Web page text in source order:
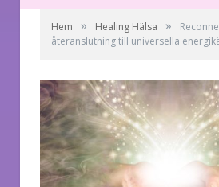
Hem » Healing Hälsa »
återanslutning till universella